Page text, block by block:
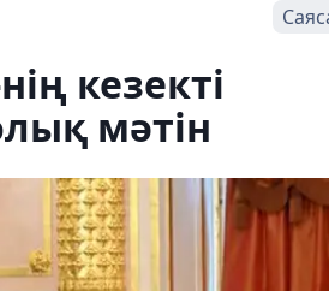
кезекті
мәтін